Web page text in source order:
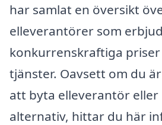
har samlat en översikt
elleverantörer som
konkurrenskraftiga priser
tjänster. Oavsett om du
att byta elleverantör eller
alternativ, hittar du här